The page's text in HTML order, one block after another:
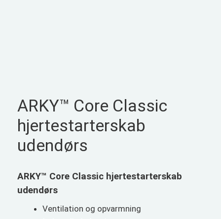
ARKY™ Core Classic
hjertestarterskab
udendørs
ARKY™ Core Classic hjertestarterskab
udendørs
Ventilation og opvarmning